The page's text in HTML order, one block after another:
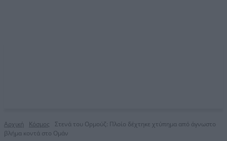
Αρχική Κόσμος
Στενά του Ορμούζ: Πλοίο δέχτηκε χτύπημα από άγνωστο
βλήμα κοντά στο Ομάν